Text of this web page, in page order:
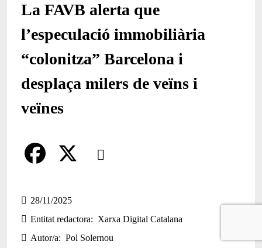
La FAVB alerta que
l’especulació immobiliària
“colonitza” Barcelona i
desplaça milers de veïns i
veïnes
Comparteix
a
c
e
28/11/2025
Entitat redactora
Xarxa Digital Catalana
Autor/a
Pol Solernou